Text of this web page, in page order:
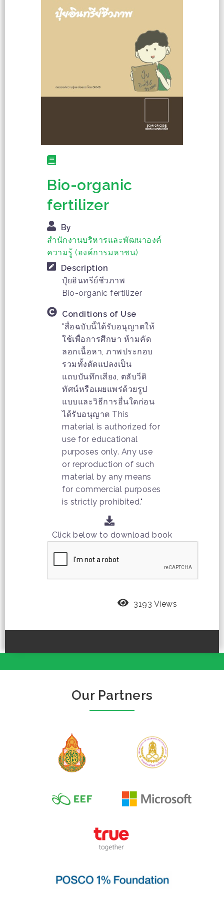
Bio-organic
fertilizer
By
สำนักงานบริหารและพัฒนาองค์
ความรู้ (องค์การมหาชน)
Description
ปุ๋ยอินทรีย์ชีวภาพ
Bio-organic fertilizer
Conditions of Use
"สื่อฉบับนี้ได้รับอนุญาตให้
ใช้เพื่อการศึกษา ห้ามคัด
ลอกเนื้อหา, ภาพประกอบ
รวมทั้งดัดแปลงเป็น
แถบบันทึกเสียง, ตลับวีดิ
ทัศน์หรือเผยแพร่ด้วยรูป
แบบและวิธีการอื่นใดก่อน
ได้รับอนุญาต This
material is authorized for
use for educational
purposes only. Any use
or reproduction of such
material by any means
for commercial purposes
is strictly prohibited."
Click below to download book
3193 Views
Our Partners